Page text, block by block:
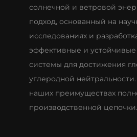
солнечной и ветровой
подход, основанный на
исследованиях и
эффективные и устойчивые
системы для достижения
углеродной
наших преимуществах
производственной цепочки.